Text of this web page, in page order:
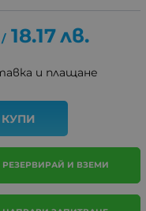
/ 18.17лв.
и плащане
КУПИ
РЕЗЕРВИРАЙ И ВЗЕМИ